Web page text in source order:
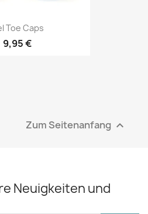
Toe Caps
9,95 €
Zum Seitenanfang 
Neuigkeiten und